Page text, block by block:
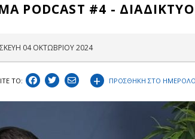
PODCAST #4 -
04 ΟΚΤΩΒΡΙΟΥ 2024
ΤΟ: + ΠΡΟΣΘΗΚΗ ΣΤΟ